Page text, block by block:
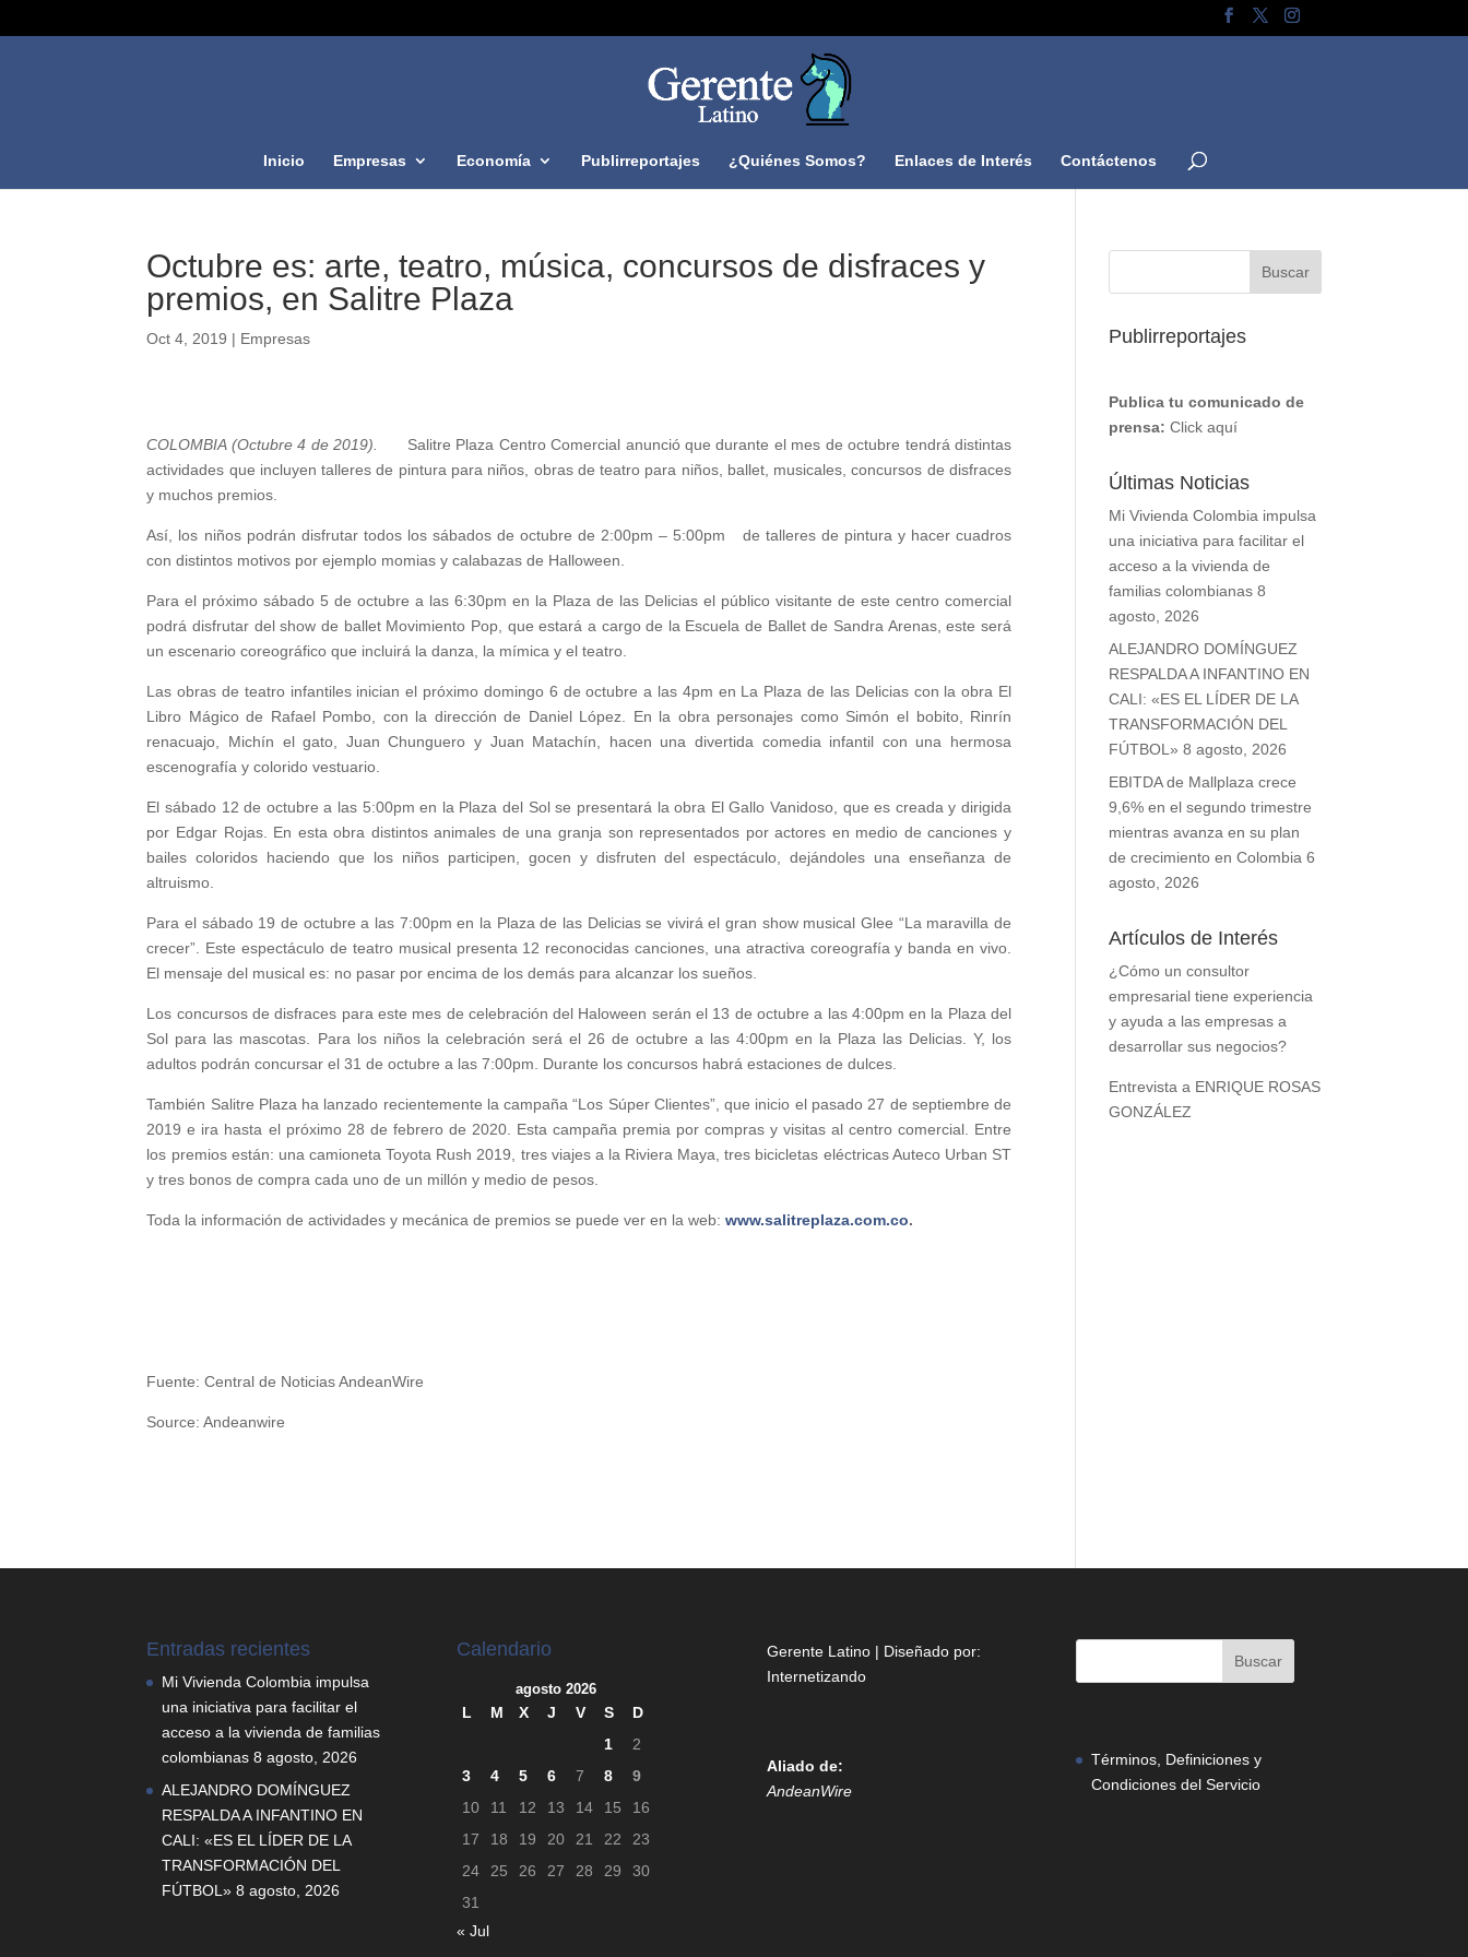
Inicio Empresas Economía Publirreportajes ¿Quiénes Somos? Enlaces de Interés Contáctenos
Octubre es: arte, teatro, música, concursos de disfraces y
premios, en Salitre Plaza
Oct 4, 2019 | Empresas
COLOMBIA (Octubre 4 de 2019).
Salitre Plaza Centro Comercial anunció que durante el mes de octubre tendrá distintas
actividades que incluyen talleres de pintura para niños, obras de teatro para niños, ballet, musicales, concursos de disfraces
y muchos premios.
Así, los niños podrán disfrutar todos los sábados de octubre de 2:00pm – 5:00pm de talleres de pintura y hacer cuadros
con distintos motivos por ejemplo momias y calabazas de Halloween.
Para el próximo sábado 5 de octubre a las 6:30pm en la Plaza de las Delicias el público visitante de este centro comercial
podrá disfrutar del show de ballet Movimiento Pop, que estará a cargo de la Escuela de Ballet de Sandra Arenas, este será
un escenario coreográfico que incluirá la danza, la mímica y el teatro.
Las obras de teatro infantiles inician el próximo domingo 6 de octubre a las 4pm en La Plaza de las Delicias con la obra El
Libro Mágico de Rafael Pombo, con la dirección de Daniel López. En la obra personajes como Simón el bobito, Rinrín
renacuajo, Michín el gato, Juan Chunguero y Juan Matachín, hacen una divertida comedia infantil con una hermosa
escenografía y colorido vestuario.
El sábado 12 de octubre a las 5:00pm en la Plaza del Sol se presentará la obra El Gallo Vanidoso, que es creada y dirigida
por Edgar Rojas. En esta obra distintos animales de una granja son representados por actores en medio de canciones y
bailes coloridos haciendo que los niños participen, gocen y disfruten del espectáculo, dejándoles una enseñanza de
altruismo.
Para el sábado 19 de octubre a las 7:00pm en la Plaza de las Delicias se vivirá el gran show musical Glee “La maravilla de
crecer”. Este espectáculo de teatro musical presenta 12 reconocidas canciones, una atractiva coreografía y banda en vivo.
El mensaje del musical es: no pasar por encima de los demás para alcanzar los sueños.
Los concursos de disfraces para este mes de celebración del Haloween serán el 13 de octubre a las 4:00pm en la Plaza del
Sol para las mascotas. Para los niños la celebración será el 26 de octubre a las 4:00pm en la Plaza las Delicias. Y, los
adultos podrán concursar el 31 de octubre a las 7:00pm. Durante los concursos habrá estaciones de dulces.
También Salitre Plaza ha lanzado recientemente la campaña “Los Súper Clientes”, que inicio el pasado 27 de septiembre de
2019 e ira hasta el próximo 28 de febrero de 2020. Esta campaña premia por compras y visitas al centro comercial. Entre
los premios están: una camioneta Toyota Rush 2019, tres viajes a la Riviera Maya, tres bicicletas eléctricas Auteco Urban ST
y tres bonos de compra cada uno de un millón y medio de pesos.
Toda la información de actividades y mecánica de premios se puede ver en la web:www.salitreplaza.com.co.
Fuente: Central de Noticias AndeanWire
Source: Andeanwire
Publirreportajes
Publica tu comunicado de
prensa: Click aquí
Últimas Noticias
Mi Vivienda Colombia impulsa
una iniciativa para facilitar el
acceso a la vivienda de
familias colombianas 8
agosto, 2026
ALEJANDRO DOMÍNGUEZ
RESPALDA A INFANTINO EN
CALI: «ES EL LÍDER DE LA
TRANSFORMACIÓN DEL
FÚTBOL» 8 agosto, 2026
EBITDA de Mallplaza crece
9,6% en el segundo trimestre
mientras avanza en su plan
de crecimiento en Colombia 6
agosto, 2026
Artículos de Interés
¿Cómo un consultor
empresarial tiene experiencia
y ayuda a las empresas a
desarrollar sus negocios?
Entrevista a ENRIQUE ROSAS
GONZÁLEZ
Entradas recientes
Mi Vivienda Colombia impulsa
una iniciativa para facilitar el
acceso a la vivienda de familias
colombianas 8 agosto, 2026
ALEJANDRO DOMÍNGUEZ
RESPALDA A INFANTINO EN
CALI: «ES EL LÍDER DE LA
TRANSFORMACIÓN DEL
FÚTBOL» 8 agosto, 2026
Calendario
agosto 2026
L M X J V S
D
1
2
3
4 5 6 7 8
9
10
11 12 13 14 15
16
17
18 19 20 21 22
23
24
25 26 27 28 29
30
31
« Jul
Gerente Latino | Diseñado por:
Internetizando
Aliado de:
AndeanWire
Términos, Definiciones y
Condiciones del Servicio